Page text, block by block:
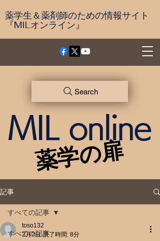
薬学生＆薬剤師のための情報サイト
『MILオンライン』
薬学の扉
薬学の扉
MIL online
Search
記事
すべての記事
すべての記事
toso132
2月2日 読了時間: 8分